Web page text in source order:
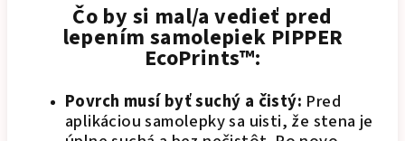
Čo by si mal/a vedieť pred
lepením samolepiek PIPPER
EcoPrints™:
Povrch musí byť suchý a čistý: Pred
aplikáciou samolepky sa uisti, že stena je